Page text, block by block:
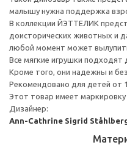
малышу нужна поддержка
В коллекции ЙЭТТЕЛИК
доисторических животных и
любой момент может
Все мягкие игрушки подходят
Кроме того, они надежны и
Рекомендовано для детей от 1
Этот товар имеет маркировку
Дизайнер:
Ann-Cathrine Sigrid